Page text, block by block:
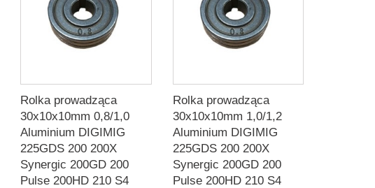
Rolka prowadząca
30x10x10mm 0,8/1,0
Aluminium DIGIMIG
225GDS 200 200X
Synergic 200GD 200
Pulse 200HD 210 S4
Rolka prowadząca
30x10x10mm 1,0/1,2
Aluminium DIGIMIG
225GDS 200 200X
Synergic 200GD 200
Pulse 200HD 210 S4